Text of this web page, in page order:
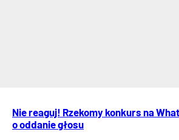
Nie reaguj! Rzekomy konkurs na
o oddanie głosu